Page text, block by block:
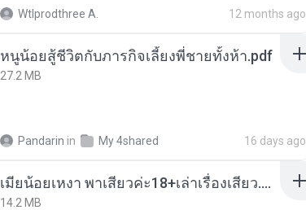
Wtlprodthree A. 12 months ago
หนูน้อยสู้ชีวิตกับภารกิจเลี้ยงพี่ชายทั้งห้า.pdf
27.2 MB
Pandarin in My 4shared 16 days ago
เมียน้อยเหงา พาเสียวค่ะ18+เล่าเรื่องเสียว.mp3
14.2 MB